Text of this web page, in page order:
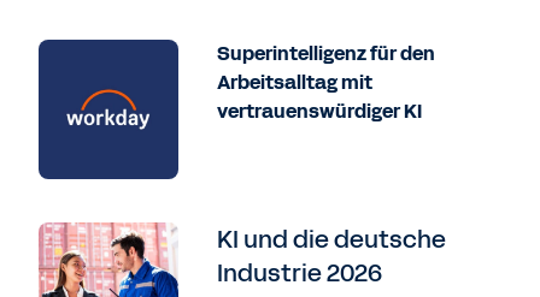
Superintelligenz für den
Arbeitsalltag mit
vertrauenswürdiger KI
KI und die deutsche
Industrie 2026